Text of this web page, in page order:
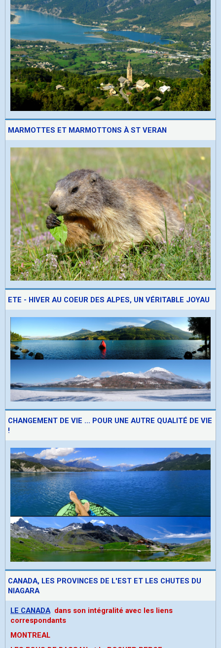
MARMOTTES ET MARMOTTONS À ST VERAN
ETE - HIVER AU COEUR DES ALPES, UN VÉRITABLE JOYAU
CHANGEMENT DE VIE ... POUR UNE AUTRE QUALITÉ DE VIE
!
CANADA, LES PROVINCES DE L'EST ET LES CHUTES DU
NIAGARA
LE CANADA dans son intégralité avec les liens
correspondants
MONTREAL